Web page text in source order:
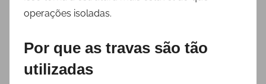
operações isoladas.
Por que as travas são tão
utilizadas